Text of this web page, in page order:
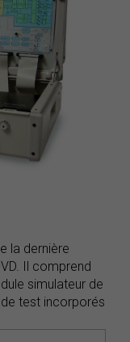
la dernière
Il comprend
simulateur de
test incorporés